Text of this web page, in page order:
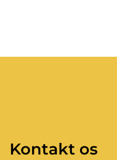
Kontakt os